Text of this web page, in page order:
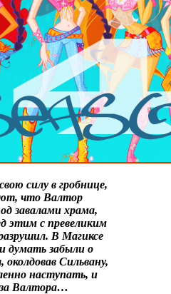
силу в гробнице,
что Валтор
завалами храма,
этим с превеликим
В Магиксе
думать забыли о
Сильвану,
наступать, и
Валтора…